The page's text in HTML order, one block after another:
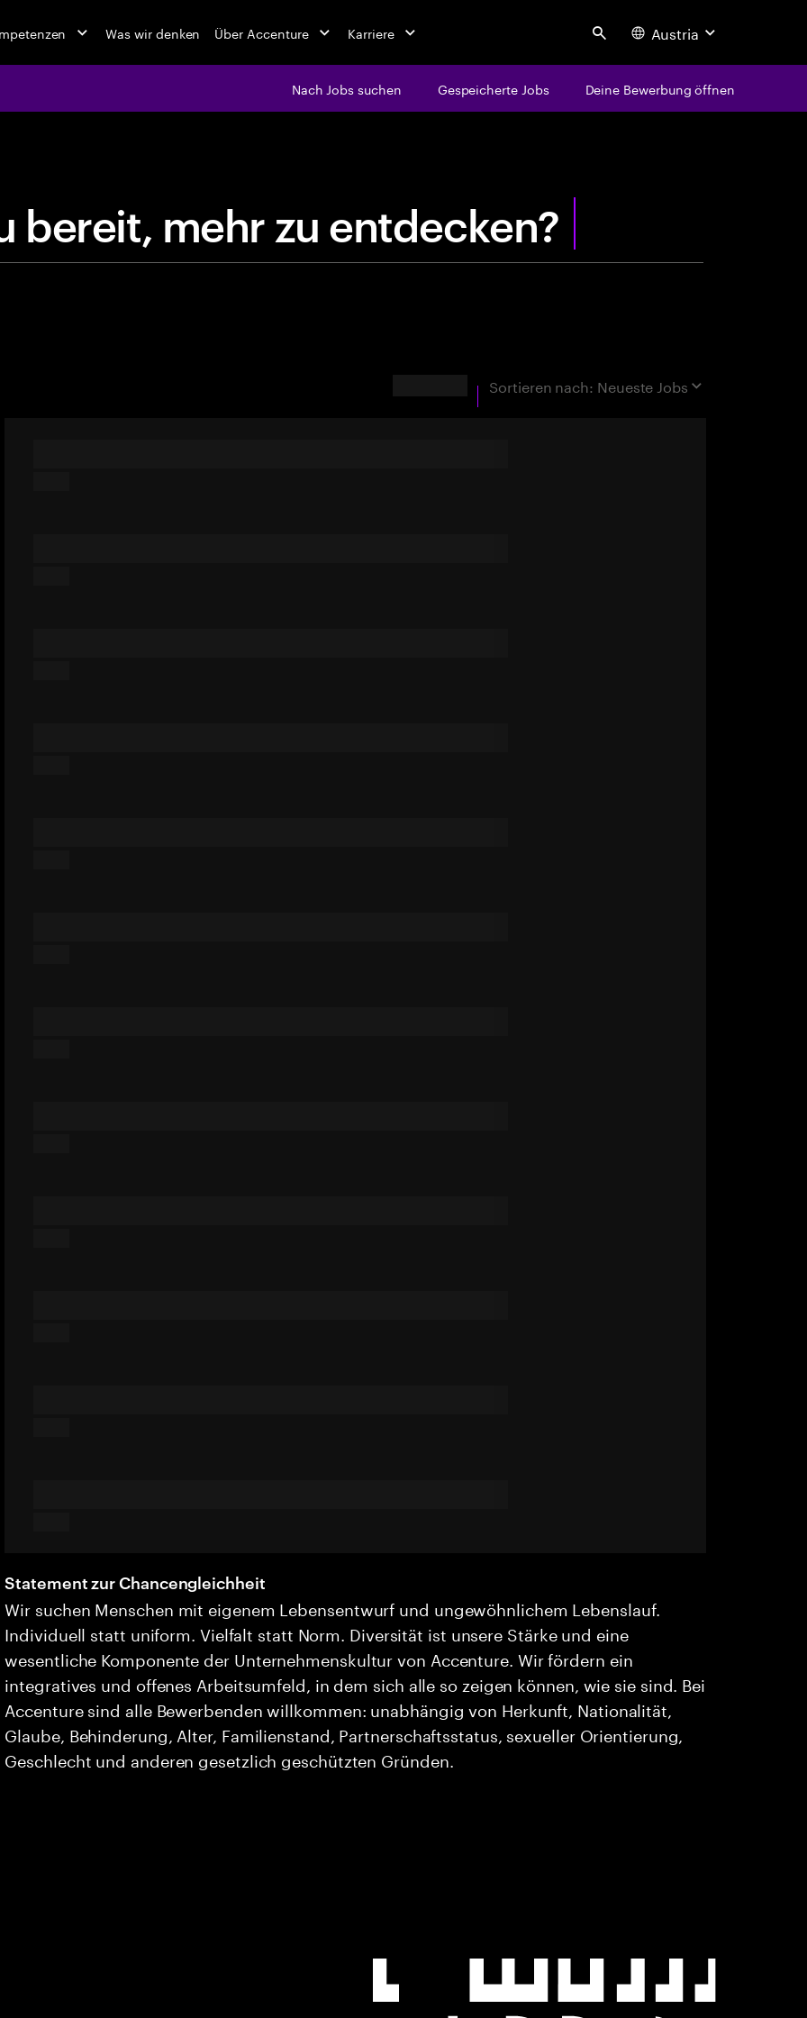
Was wir denken Über Accenture Karriere Search Austria
Nach Jobs suchen Gespeicherte Jobs Deine Bewerbung öffnen
bereit, mehr zu entdecken?
Sortieren nach: Neueste Jobs
Statement zur Chancengleichheit
Wir suchen Menschen mit eigenem Lebensentwurf und ungewöhnlichem Lebenslauf.
Individuell statt uniform. Vielfalt statt Norm. Diversität ist unsere Stärke und eine
wesentliche Komponente der Unternehmenskultur von Accenture. Wir fördern ein
integratives und offenes Arbeitsumfeld, in dem sich alle so zeigen können, wie sie sind. Bei
Accenture sind alle Bewerbenden willkommen: unabhängig von Herkunft, Nationalität,
Glaube, Behinderung, Alter, Familienstand, Partnerschaftsstatus, sexueller Orientierung,
Geschlecht und anderen gesetzlich geschützten Gründen.